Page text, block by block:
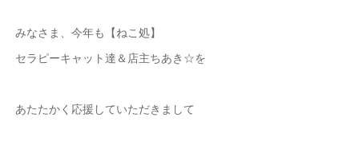
みなさま、今年も【ねこ処】
セラピーキャット達＆店主ちあき☆を
あたたかく応援していただきまして